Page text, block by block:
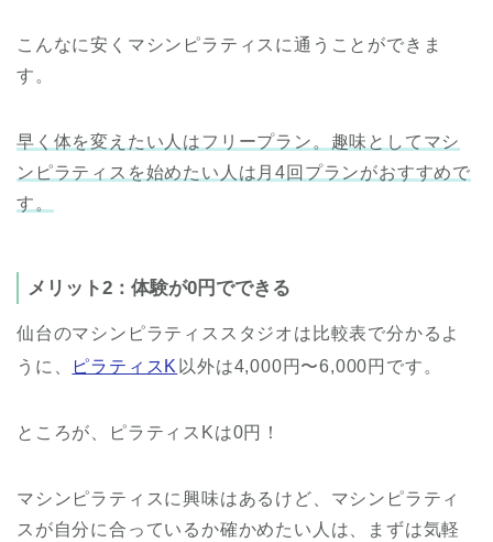
こんなに安くマシンピラティスに通うことができま
す。
早く体を変えたい人はフリープラン。趣味としてマシ
ンピラティスを始めたい人は月4回プランがおすすめで
す。
メリット2：体験が0円でできる
仙台のマシンピラティススタジオは比較表で分かるよ
うに、
ピラティスK 以外は4,000円〜6,000円です。
ところが、ピラティスKは0円！
マシンピラティスに興味はあるけど、マシンピラティ
スが自分に合っているか確かめたい人は、まずは気軽